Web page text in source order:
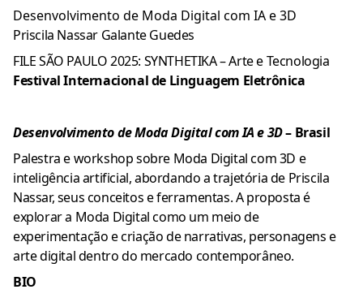
Desenvolvimento de Moda Digital com IA e 3D
Priscila Nassar Galante Guedes
FILE SÃO PAULO 2025: SYNTHETIKA – Arte e Tecnologia
Festival Internacional de Linguagem Eletrônica
Desenvolvimento de Moda Digital com IA e 3D– Brasil
Palestra e workshop sobre Moda Digital com 3D e
inteligência artificial, abordando a trajetória de Priscila
Nassar, seus conceitos e ferramentas. A proposta é
explorar a Moda Digital como um meio de
experimentação e criação de narrativas, personagens e
arte digital dentro do mercado contemporâneo.
BIO